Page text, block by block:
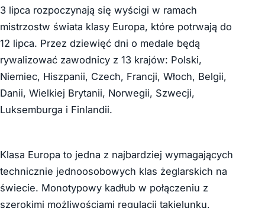
3 lipca rozpoczynają się wyścigi w ramach
mistrzostw świata klasy Europa, które potrwają do
12 lipca. Przez dziewięć dni o medale będą
rywalizować zawodnicy z 13 krajów: Polski,
Niemiec, Hiszpanii, Czech, Francji, Włoch, Belgii,
Danii, Wielkiej Brytanii, Norwegii, Szwecji,
Luksemburga i Finlandii.
Klasa Europa to jedna z najbardziej wymagających
technicznie jednoosobowych klas żeglarskich na
świecie. Monotypowy kadłub w połączeniu z
szerokimi możliwościami regulacji takielunku,